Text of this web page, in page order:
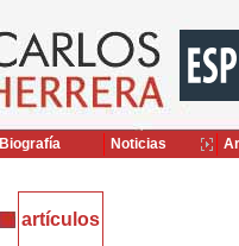
artículos
Biografía Noticias